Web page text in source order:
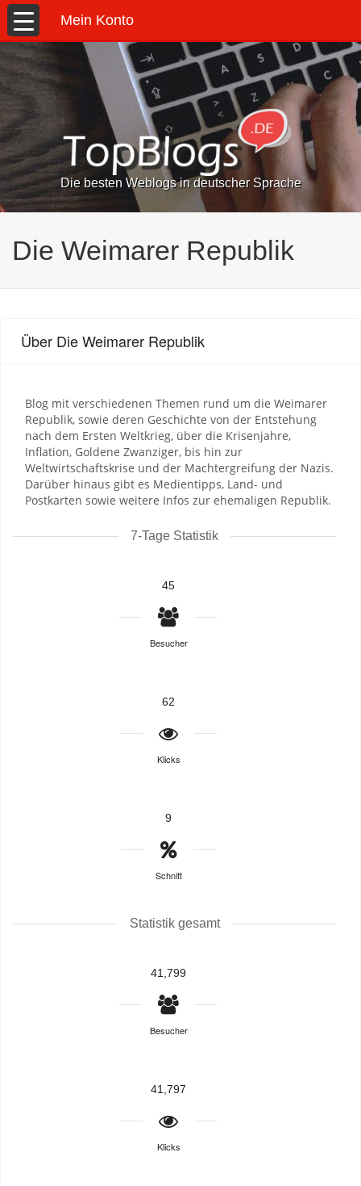
Mein Konto
Die besten Weblogs in deutscher Sprache
Die Weimarer Republik
Über Die Weimarer Republik
Blog mit verschiedenen Themen rund um die Weimarer
Republik, sowie deren Geschichte von der Entstehung
nach dem Ersten Weltkrieg, über die Krisenjahre,
Inflation, Goldene Zwanziger, bis hin zur
Weltwirtschaftskrise und der Machtergreifung der Nazis.
Darüber hinaus gibt es Medientipps, Land- und
Postkarten sowie weitere Infos zur ehemaligen Republik.
7-Tage Statistik
45
Besucher
62
Klicks
9
Schnitt
Statistik gesamt
41,799
Besucher
41,797
Klicks